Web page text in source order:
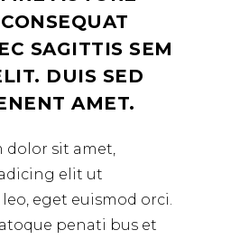
SAGITTIS SEM
DUIS SED
AMET.
dolor sit amet,
elit ut
eget euismod orci.
penati bus et